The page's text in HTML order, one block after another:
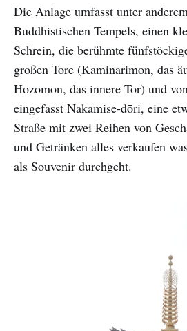
Die Anlage umfasst unter
Buddhistischen Tempels, einen
Schrein, die berühmte
großen Tore (Kaminarimon, das
Hōzōmon, das innere Tor) und
eingefasst Nakamise-dōri, eine
Straße mit zwei Reihen von
und Getränken alles verkaufen
als Souvenir durchgeht.